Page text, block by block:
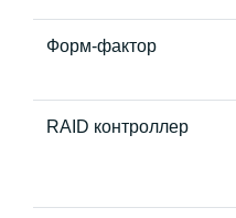
Форм-фактор
RAID контроллер